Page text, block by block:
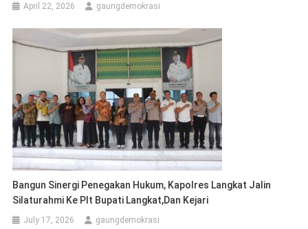
April 22, 2026 gaungdemokrasi
Bangun Sinergi Penegakan Hukum, Kapolres Langkat Jalin
Silaturahmi Ke Plt Bupati Langkat,dan Kejari
July 17, 2026 gaungdemokrasi